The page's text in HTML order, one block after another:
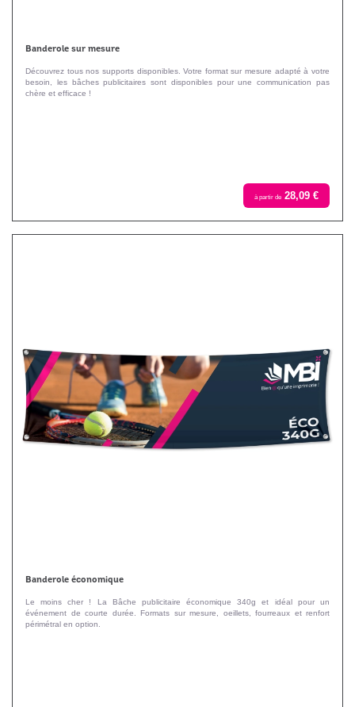
Banderole sur mesure
Découvrez tous nos supports disponibles. Votre format sur mesure adapté à votre
besoin, les bâches publicitaires sont disponibles pour une communication pas
chère et efficace !
à partir de 28,09 €
Banderole économique
Le moins cher ! La Bâche publicitaire économique 340g et idéal pour un
événement de courte durée. Formats sur mesure, oeillets, fourreaux et renfort
périmétral en option.